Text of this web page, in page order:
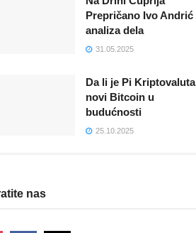
Prepričano Ivo Andrić
analiza dela
31.05.2025
Da li je Pi Kriptovaluta
novi Bitcoin u
budućnosti
25.10.2025
nas